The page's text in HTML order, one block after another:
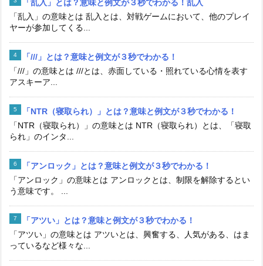
「乱入」とは？意味と例文が３秒でわかる！乱入
「乱入」の意味とは 乱入とは、対戦ゲームにおいて、他のプレイ
ヤーが参加してくる...
「///」とは？意味と例文が３秒でわかる！
「///」の意味とは ///とは、赤面している・照れている心情を表す
アスキーア...
「NTR（寝取られ）」とは？意味と例文が３秒でわかる！
「NTR（寝取られ）」の意味とは NTR（寝取られ）とは、「寝取
られ」のインタ...
「アンロック」とは？意味と例文が３秒でわかる！
「アンロック」の意味とは アンロックとは、制限を解除するとい
う意味です。 ...
「アツい」とは？意味と例文が３秒でわかる！
「アツい」の意味とは アツいとは、興奮する、人気がある、はま
っているなど様々な...